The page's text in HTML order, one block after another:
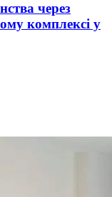
через
комплексі у